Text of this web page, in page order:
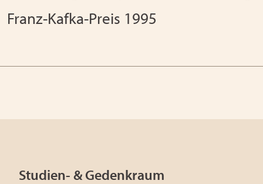
Franz-Kafka-Preis 1995
Studien- & Gedenkraum